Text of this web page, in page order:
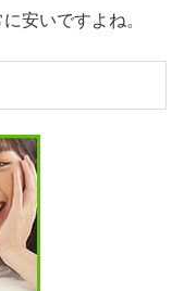
安いですよね。